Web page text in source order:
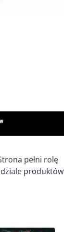
pełni rolę
produktów